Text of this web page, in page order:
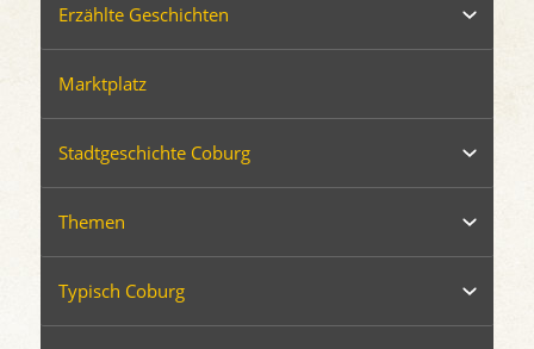
Erzählte Geschichten
Marktplatz
Stadtgeschichte Coburg
Themen
Typisch Coburg